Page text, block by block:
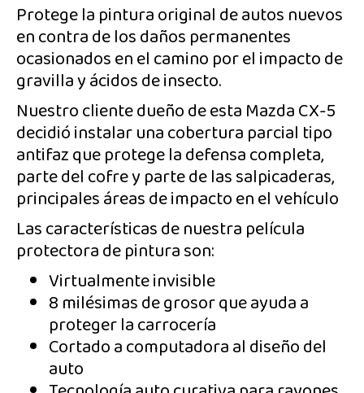
Protege la pintura original de autos nuevos
en contra de los daños permanentes
ocasionados en el camino por el impacto de
gravilla y ácidos de insecto.
Nuestro cliente dueño de esta Mazda CX-5
decidió instalar una cobertura parcial tipo
antifaz que protege la defensa completa,
parte del cofre y parte de las salpicaderas,
principales áreas de impacto en el vehículo
Las características de nuestra película
protectora de pintura son:
Virtualmente invisible
8 milésimas de grosor que ayuda a
proteger la carrocería
Cortado a computadora al diseño del
auto